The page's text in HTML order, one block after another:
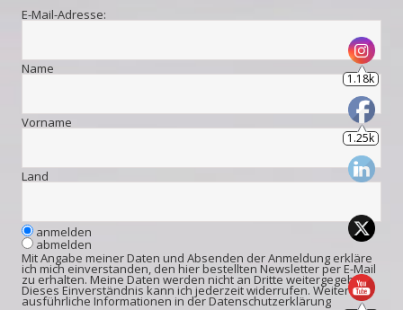
E-Mail-Adresse:
Name
Vorname
Land
anmelden
abmelden
Mit Angabe meiner Daten und Absenden der Anmeldung erkläre
ich mich einverstanden, den hier bestellten Newsletter per E-Mail
zu erhalten. Meine Daten werden nicht an Dritte weitergegeben.
Dieses Einverständnis kann ich jederzeit widerrufen. Weitere
ausführliche Informationen in der Datenschutzerklärung
1.18k
1.25k
805